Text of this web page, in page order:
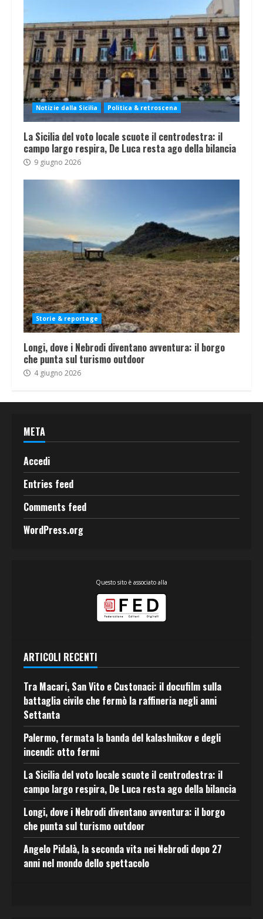
Notizie dalla Sicilia Politica & retroscena
La Sicilia del voto locale scuote il centrodestra: il
campo largo respira, De Luca resta ago della bilancia
9 giugno 2026
Storie & reportage
Longi, dove i Nebrodi diventano avventura: il borgo
che punta sul turismo outdoor
4 giugno 2026
META
Accedi
Entries feed
Comments feed
WordPress.org
Questo sito è associato alla
ARTICOLI RECENTI
Tra Macari, San Vito e Custonaci: il docufilm sulla
battaglia civile che fermò la raffineria negli anni
Settanta
Palermo, fermata la banda del kalashnikov e degli
incendi: otto fermi
La Sicilia del voto locale scuote il centrodestra: il
campo largo respira, De Luca resta ago della bilancia
Longi, dove i Nebrodi diventano avventura: il borgo
che punta sul turismo outdoor
Angelo Pidalà, la seconda vita nei Nebrodi dopo 27
anni nel mondo dello spettacolo